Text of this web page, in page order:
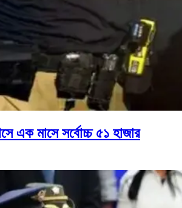
এক মাসে সর্বোচ্চ ৫১ হাজার